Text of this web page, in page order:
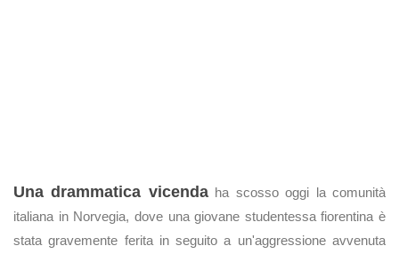
Una drammatica vicendaha scosso oggi la comunità
italiana in Norvegia, dove una giovane studentessa fiorentina è
stata gravemente ferita in seguito a un'aggressione avvenuta